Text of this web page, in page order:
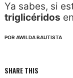
Ya sabes, si
triglicéridos
POR AWILDA BAUTISTA
SHARE THIS